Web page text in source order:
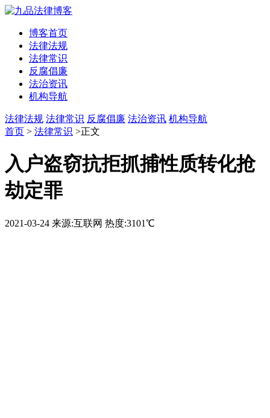
博客首页
法律法规
法律常识
反腐倡廉
法治资讯
机构导航
法律法规 法律常识 反腐倡廉 法治资讯 机构导航
首页 > 法律常识 >正文
入户盗窃抗拒抓捕性质转化抢
劫定罪
2021-03-24 来源:互联网 热度:3101℃